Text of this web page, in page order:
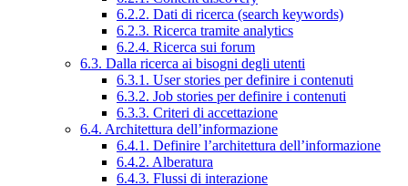
6.2.2. Dati di ricerca (search keywords)
6.2.3. Ricerca tramite analytics
6.2.4. Ricerca sui forum
6.3. Dalla ricerca ai bisogni degli utenti
6.3.1. User stories per definire i contenuti
6.3.2. Job stories per definire i contenuti
6.3.3. Criteri di accettazione
6.4. Architettura dell’informazione
6.4.1. Definire l’architettura dell’informazione
6.4.2. Alberatura
6.4.3. Flussi di interazione